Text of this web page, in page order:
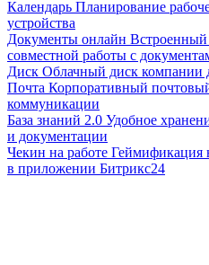
Календарь Планирование
устройства
Документы онлайн Встроенный
совместной работы с
Диск Облачный диск компании
Почта Корпоративный
коммуникации
База знаний 2.0 Удобное
и документации
Чекин на работе Геймификация
в приложении Битрикс24